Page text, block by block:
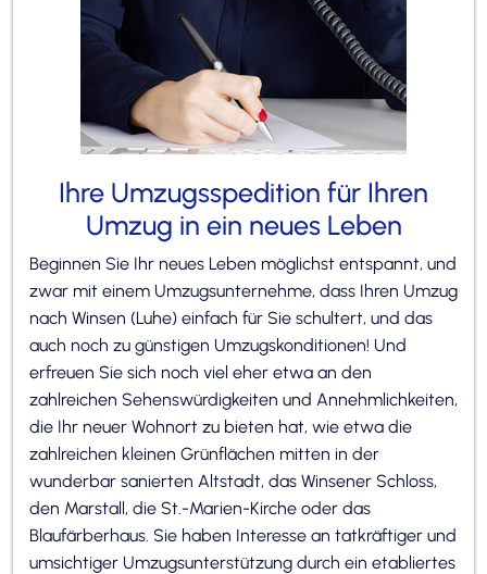
Ihre Umzugsspedition für Ihren
Umzug in ein neues Leben
Beginnen Sie Ihr neues Leben möglichst entspannt, und
zwar mit einem Umzugsunternehme, dass Ihren Umzug
nach Winsen (Luhe) einfach für Sie schultert, und das
auch noch zu günstigen Umzugskonditionen! Und
erfreuen Sie sich noch viel eher etwa an den
zahlreichen Sehenswürdigkeiten und Annehmlichkeiten,
die Ihr neuer Wohnort zu bieten hat, wie etwa die
zahlreichen kleinen Grünflächen mitten in der
wunderbar sanierten Altstadt, das Winsener Schloss,
den Marstall, die St.-Marien-Kirche oder das
Blaufärberhaus. Sie haben Interesse an tatkräftiger und
umsichtiger Umzugsunterstützung durch ein etabliertes